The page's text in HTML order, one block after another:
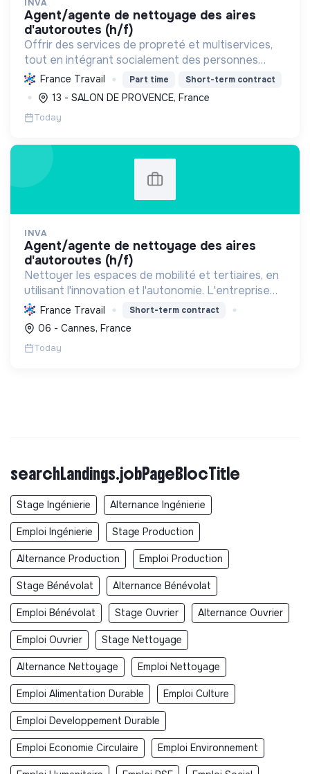
INVA
agent/agente de nettoyage des aires
d'autoroutes (h/f)
Offrir des services de propreté et multiservices,
tout en intégrant socialement des personnes
éloignées de l'emploi et en œuvrant pour la
transition écologique des infrastructures.
France Travail Part time Short-term contract
13 - SALON DE PROVENCE, France
Today
INVA
agent/agente de nettoyage des aires
d'autoroutes (h/f)
Nettoyer les espaces de mobilité et tertiaires, en
utilisant l'innovation et l'autonomie. L'entreprise
s'engage activement pour l'insertion et le
développement des compétences, contribuant à
un avenir...
France Travail Short-term contract
06 - Cannes, France
Today
searchLandings.jobPageBlocTitle
Stage Ingénierie Alternance Ingénierie
Emploi Ingénierie Stage Production
Alternance Production Emploi Production
Stage Bénévolat Alternance Bénévolat
Emploi Bénévolat Stage Ouvrier Alternance Ouvrier
Emploi Ouvrier Stage Nettoyage
Alternance Nettoyage Emploi Nettoyage
Emploi Alimentation Durable Emploi Culture
Emploi Developpement Durable
Emploi Economie Circulaire Emploi Environnement